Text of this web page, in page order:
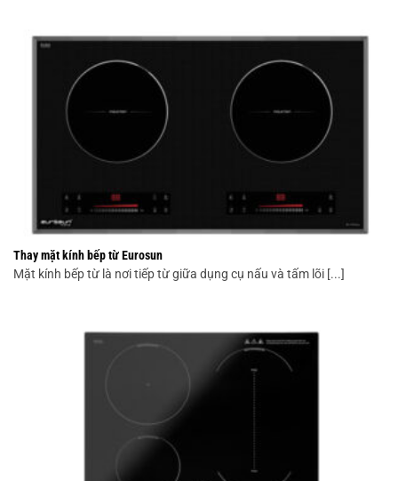
Thay mặt kính bếp từ Eurosun
Mặt kính bếp từ là nơi tiếp từ giữa dụng cụ nấu và tấm lõi [...]